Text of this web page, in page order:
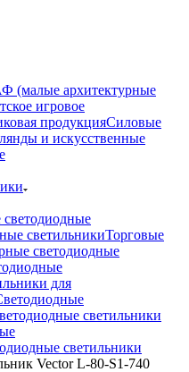
(малые архитектурные
игровое
продукцияСиловые
и искусственные
светильникиТорговые
светодиодные
для
светильники
светильники
Vector L-80-S1-740